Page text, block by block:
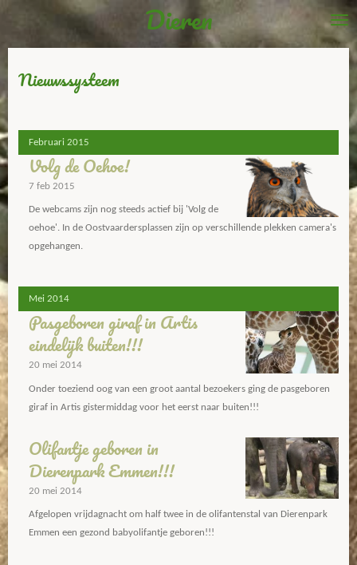
hoofdinhoud
Dieren
Nieuwssysteem
Februari 2015
Volg de Oehoe!
7 feb 2015
De webcams zijn nog steeds actief bij 'Volg de
oehoe'. In de Oostvaardersplassen zijn op verschillende plekken camera's
opgehangen.
Mei 2014
Pasgeboren giraf in Artis
eindelijk buiten!!!
20 mei 2014
Onder toeziend oog van een groot aantal bezoekers ging de pasgeboren
giraf in Artis gistermiddag voor het eerst naar buiten!!!
Olifantje geboren in
Dierenpark Emmen!!!
20 mei 2014
Afgelopen vrijdagnacht om half twee in de olifantenstal van Dierenpark
Emmen een gezond babyolifantje geboren!!!